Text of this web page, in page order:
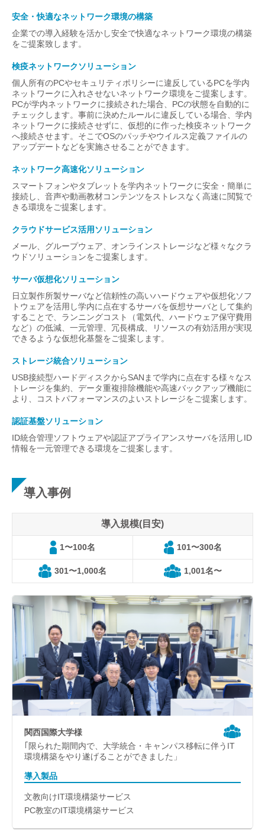
安全・快適なネットワーク環境の構築
企業での導入経験を活かし安全で快適なネットワーク環境の構築
をご提案致します。
検疫ネットワークソリューション
個人所有のPCやセキュリティポリシーに違反しているPCを学内
ネットワークに入れさせないネットワーク環境をご提案します。
PCが学内ネットワークに接続された場合、PCの状態を自動的に
チェックします。事前に決めたルールに違反している場合、学内
ネットワークに接続させずに、仮想的に作った検疫ネットワーク
へ接続させます。そこでOSのパッチやウイルス定義ファイルの
アップデートなどを実施させることができます。
ネットワーク高速化ソリューション
スマートフォンやタブレットを学内ネットワークに安全・簡単に
接続し、音声や動画教材コンテンツをストレスなく高速に閲覧で
きる環境をご提案します。
クラウドサービス活用ソリューション
メール、グループウェア、オンラインストレージなど様々なクラ
ウドソリューションをご提案します。
サーバ仮想化ソリューション
日立製作所製サーバなど信頼性の高いハードウェアや仮想化ソフ
トウェアを活用し学内に点在するサーバを仮想サーバとして集約
することで、ランニングコスト（電気代、ハードウェア保守費用
など）の低減、一元管理、冗長構成、リソースの有効活用が実現
できるような仮想化基盤をご提案します。
ストレージ統合ソリューション
USB接続型ハードディスクからSANまで学内に点在する様々なス
トレージを集約、データ重複排除機能や高速バックアップ機能に
より、コストパフォーマンスのよいストレージをご提案します。
認証基盤ソリューション
ID統合管理ソフトウェアや認証アプライアンスサーバを活用しID
情報を一元管理できる環境をご提案します。
導入事例
導入規模(目安)
1〜100名 101〜300名
301〜1,000名 1,001名〜
関西国際大学様
｢限られた期間内で、大学統合・キャンパス移転に伴うIT
環境構築をやり遂げることができました」
導入製品
文教向けIT環境構築サービス
PC教室のIT環境構築サービス